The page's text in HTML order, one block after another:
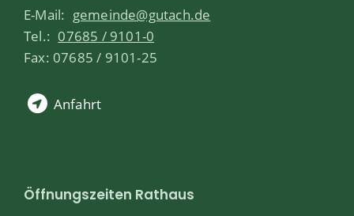
E-Mail: gemeinde@gutach.de
Tel.: 07685 / 9101-0
Fax: 07685 / 9101-25
Anfahrt
Öffnungszeiten Rathaus